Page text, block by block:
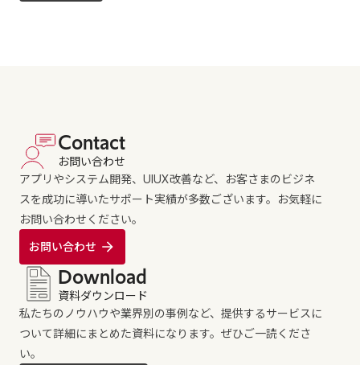
Contact
お問い合わせ
アプリやシステム開発、UIUX改善など、お客さまのビジネ
スを成功に導いたサポート実績が多数ございます。お気軽に
お問い合わせください。
お問い合わせ
Download
資料ダウンロード
私たちのノウハウや業界別の事例など、提供するサービスに
ついて詳細にまとめた資料になります。ぜひご一読くださ
い。